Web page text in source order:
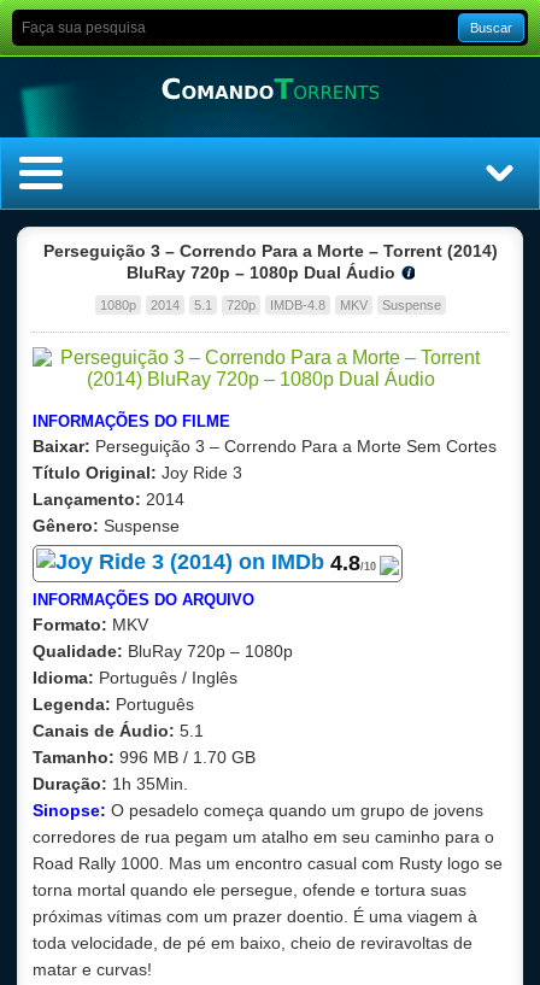
Buscar
Top Séries
Perseguição 3 – Correndo Para a Morte – Torrent (2014)
BluRay 720p – 1080p Dual Áudio
1080p 2014 5.1 720p IMDB-4.8 MKV Suspense
INFORMAÇÕES DO FILME
Baixar: Perseguição 3 – Correndo Para a Morte Sem Cortes
Título Original: Joy Ride 3
Lançamento: 2014
Gênero: Suspense
4.8/10
INFORMAÇÕES DO ARQUIVO
Formato: MKV
Qualidade: BluRay 720p – 1080p
Idioma: Português / Inglês
Legenda: Português
Canais de Áudio: 5.1
Tamanho: 996 MB / 1.70 GB
Duração: 1h 35Min.
Sinopse: O pesadelo começa quando um grupo de jovens
corredores de rua pegam um atalho em seu caminho para o
Road Rally 1000. Mas um encontro casual com Rusty logo se
torna mortal quando ele persegue, ofende e tortura suas
próximas vítimas com um prazer doentio. É uma viagem à
toda velocidade, de pé em baixo, cheio de reviravoltas de
matar e curvas!